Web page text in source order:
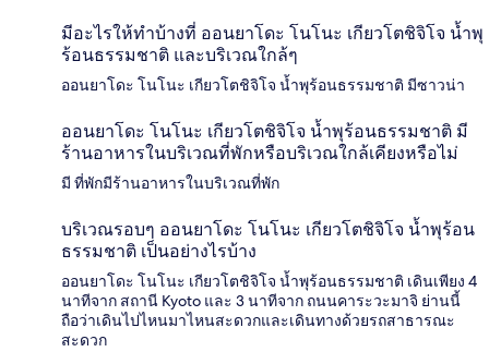
มีอะไรให้ทำบ้างที่ ออนยาโดะ โนโนะ เกียวโตชิจิโจ น้ำพุ
ร้อนธรรมชาติ และบริเวณใกล้ๆ
ออนยาโดะ โนโนะ เกียวโตชิจิโจ น้ำพุร้อนธรรมชาติ มีซาวน่า
ออนยาโดะ โนโนะ เกียวโตชิจิโจ น้ำพุร้อนธรรมชาติ มี
ร้านอาหารในบริเวณที่พักหรือบริเวณใกล้เคียงหรือไม่
มี ที่พักมีร้านอาหารในบริเวณที่พัก
บริเวณรอบๆ ออนยาโดะ โนโนะ เกียวโตชิจิโจ น้ำพุร้อน
ธรรมชาติ เป็นอย่างไรบ้าง
ออนยาโดะ โนโนะ เกียวโตชิจิโจ น้ำพุร้อนธรรมชาติ เดินเพียง 4
นาทีจาก สถานี Kyoto และ 3 นาทีจาก ถนนคาระวะมาจิ ย่านนี้
ถือว่าเดินไปไหนมาไหนสะดวกและเดินทางด้วยรถสาธารณะ
สะดวก